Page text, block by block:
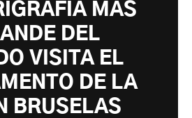
MÁS
DEL
VISITA EL
DE LA
BRUSELAS